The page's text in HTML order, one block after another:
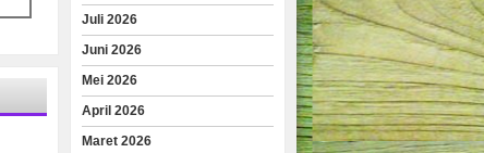
Juli 2026
Juni 2026
Mei 2026
April 2026
Maret 2026